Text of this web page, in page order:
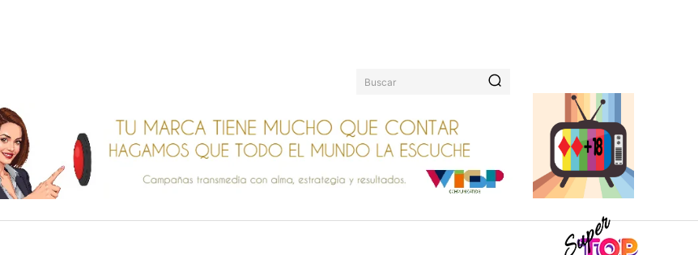
Buscar